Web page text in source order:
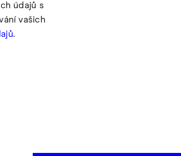
údajů s
vašich
.